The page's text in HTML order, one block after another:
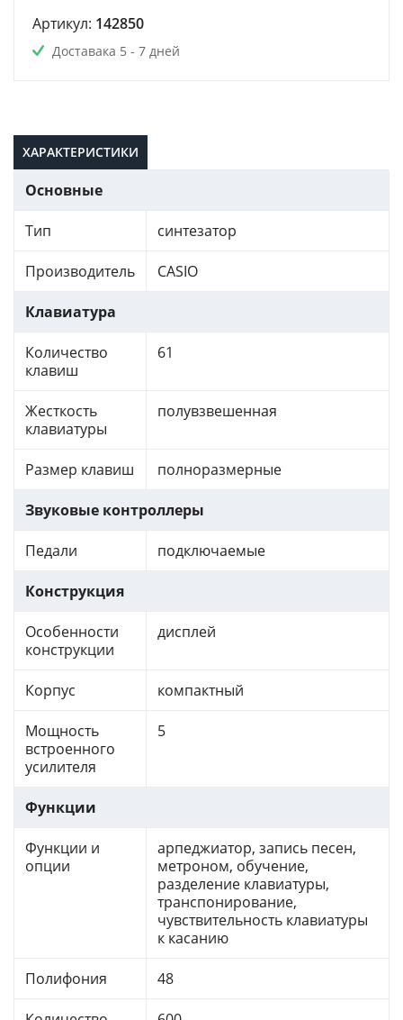
Артикул: 142850
Доставака 5 - 7 дней
ХАРАКТЕРИСТИКИ
Основные
Тип синтезатор
Производитель CASIO
Клавиатура
Количество
клавиш
61
Жесткость
клавиатуры
полувзвешенная
Размер клавиш полноразмерные
Звуковые контроллеры
Педали подключаемые
Конструкция
Особенности
конструкции
дисплей
Корпус компактный
Мощность
встроенного
усилителя
5
Функции
Функции и
опции
арпеджиатор, запись песен,
метроном, обучение,
разделение клавиатуры,
транспонирование,
чувствительность клавиатуры
к касанию
Полифония 48